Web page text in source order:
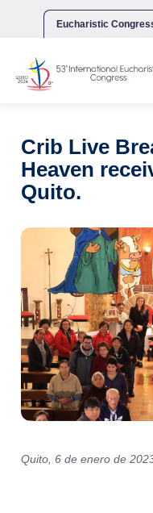
Eucharistic
Crib Live
Heaven
Quito.
Quito, 6 de enero de